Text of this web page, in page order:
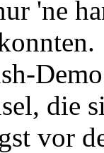
'ne
die
vor